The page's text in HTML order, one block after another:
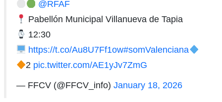
@RFAF
Pabellón Municipal Villanueva de Tapia
12:30
https://t.co/Au8U7Ff1ow#somValenciana
2 pic.twitter.com/AE1yJv7ZmG
— FFCV (@FFCV_info) January 18, 2026